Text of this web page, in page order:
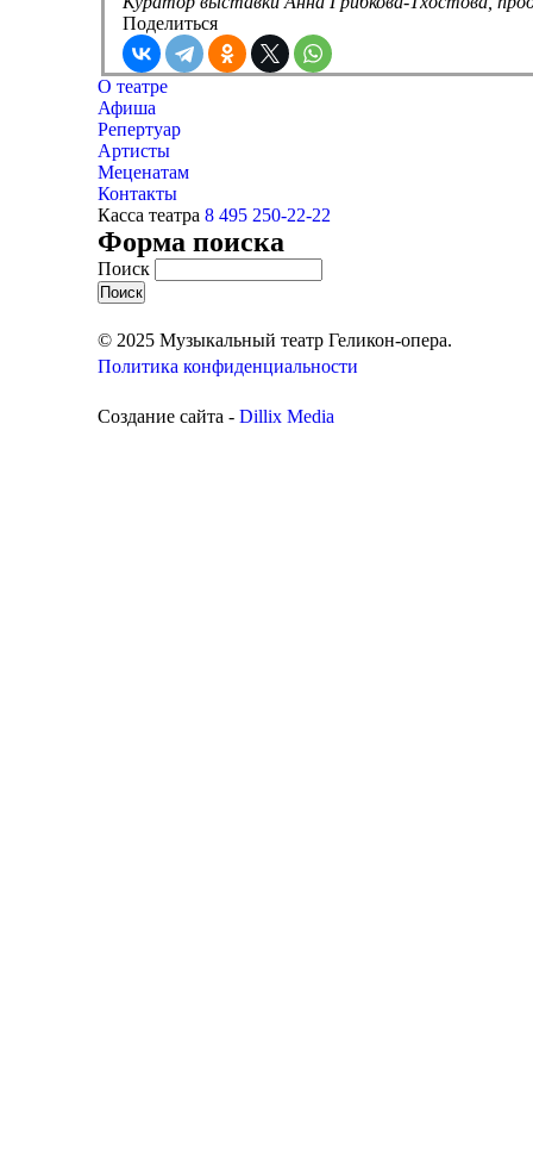
Поделиться
О театре
Афиша
Репертуар
Артисты
Меценатам
Контакты
Касса театра 8 495 250-22-22
Форма поиска
Поиск
© 2025 Музыкальный театр Геликон-опера.
Политика конфиденциальности
Создание сайта - Dillix Media